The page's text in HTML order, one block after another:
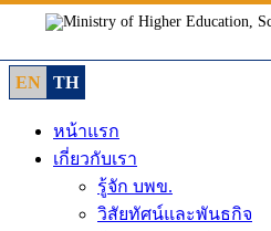
content
EN
TH
หน้าแรก
เกี่ยวกับเรา
รู้จัก บพข.
วิสัยทัศน์และพันธกิจ